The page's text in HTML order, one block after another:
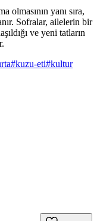
olmasının yanı sıra,
Sofralar, ailelerin bir
ve yeni tatların
#kuzu-eti#kultur